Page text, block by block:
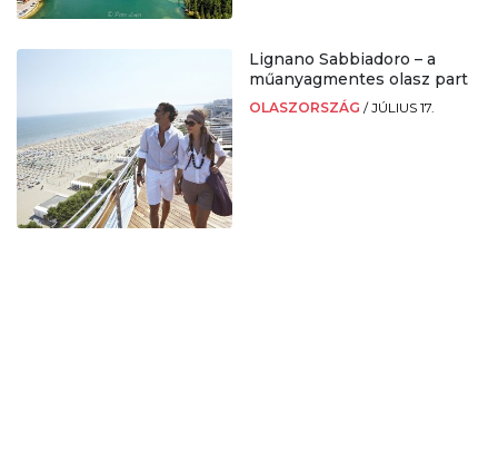
Lignano Sabbiadoro – a
műanyagmentes olasz part
OLASZORSZÁG /JÚLIUS 17.